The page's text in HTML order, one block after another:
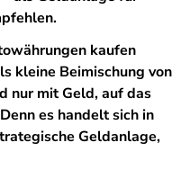
kaufen
kleine Beimischung von
nur mit Geld, auf das
es handelt sich in
Geldanlage,